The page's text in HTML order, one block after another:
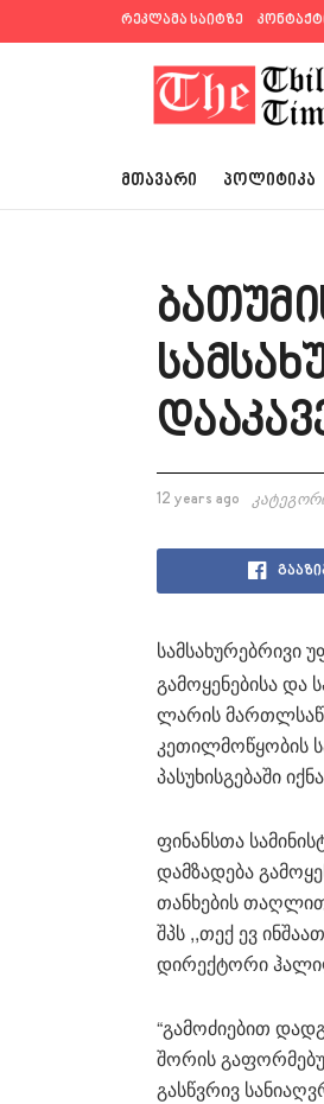
რეკლამა საიტზე
ᲛᲗᲐᲕᲐᲠᲘ ᲞᲝᲚᲘᲢᲘᲙᲐ
12 years ago
გამოყენებისა და
ლარის
კეთილმოწყობის
პასუხისგებაში
ფინანსთა
დამზადება
თანხების
შპს ,,თექ ევ
დირექტორი
“გამოძიებით
შორის
გასწვრივ